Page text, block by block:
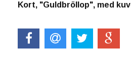
Kort, "Guldbröllop", med